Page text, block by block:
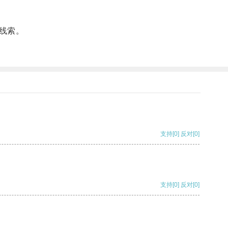
索。
支持[0] 反对[0]
支持[0] 反对[0]